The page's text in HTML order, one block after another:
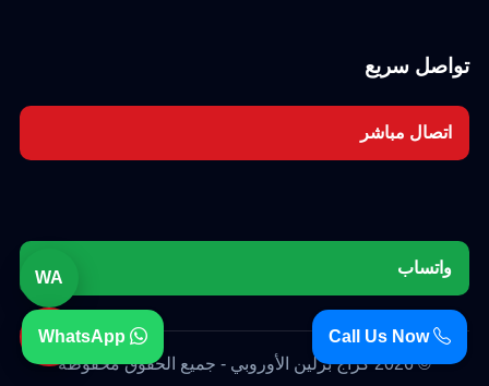
تواصل سريع
اتصال مباشر
واتساب
© 2026 كراج برلين الأوروبي - جميع الحقوق محفوظة
WA
☎ Call Us Now